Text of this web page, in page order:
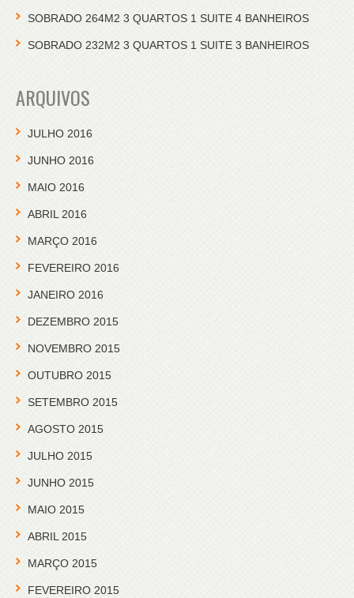
SOBRADO 264M2 3 QUARTOS 1 SUITE 4 BANHEIROS
SOBRADO 232M2 3 QUARTOS 1 SUITE 3 BANHEIROS
ARQUIVOS
JULHO 2016
JUNHO 2016
MAIO 2016
ABRIL 2016
MARÇO 2016
FEVEREIRO 2016
JANEIRO 2016
DEZEMBRO 2015
NOVEMBRO 2015
OUTUBRO 2015
SETEMBRO 2015
AGOSTO 2015
JULHO 2015
JUNHO 2015
MAIO 2015
ABRIL 2015
MARÇO 2015
FEVEREIRO 2015